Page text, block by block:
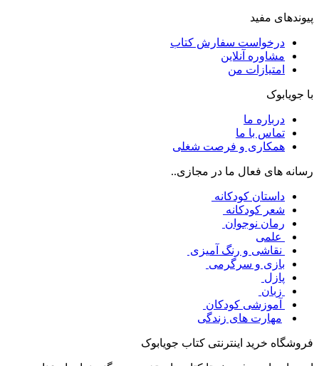
پیوندهای مفید
درخواست سفارش کتاب
مشاوره آنلاین
امتیازات من
با جویابوک
درباره ما
تماس با ما
همکاری و فرصت شغلی
رسانه های فعال ما در مجازی..
داستان کودکانه
شعر کودکانه
رمان نوجوان
علمی
نقاشی و رنگ آمیزی
بازی و سرگرمی
پازل
زبان
آموزشی کودکان
مهارت های زندگی
فروشگاه خرید اینترنتی کتاب جویابوک